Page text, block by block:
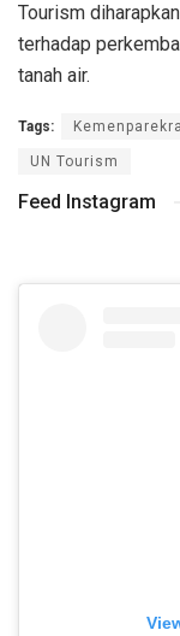
Tourism
terhadap
tanah air.
Tags:
UN Tourism
Feed Instagram